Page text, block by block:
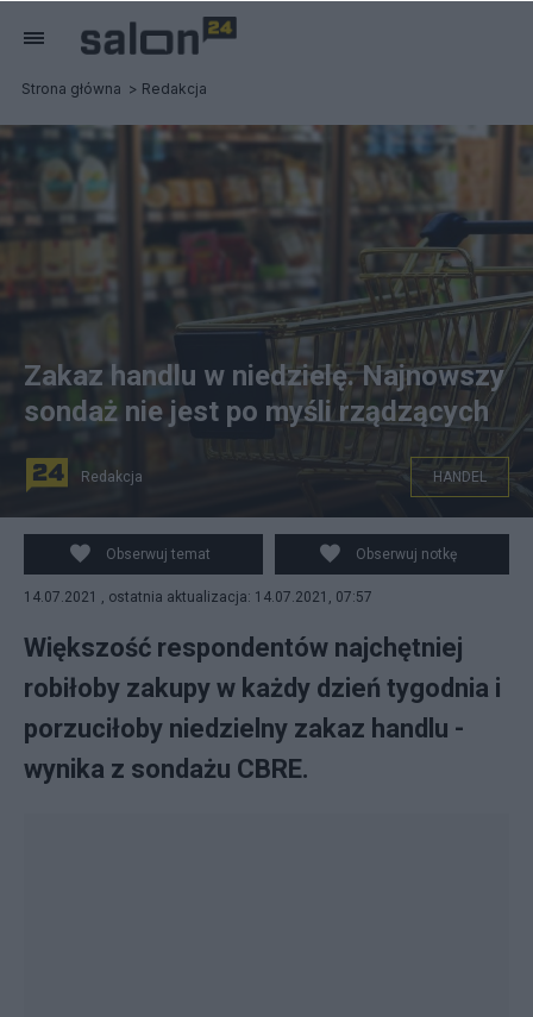
Strona główna Redakcja
Niedziele handlowe dzielą polskie społeczeństwo.
Zakaz handlu w niedzielę. Najnowszy
sondaż nie jest po myśli rządzących
Redakcja HANDEL
Obserwuj temat Obserwuj notkę
14.07.2021 , ostatnia aktualizacja: 14.07.2021, 07:57
Większość respondentów najchętniej
robiłoby zakupy w każdy dzień tygodnia i
porzuciłoby niedzielny zakaz handlu -
wynika z sondażu CBRE.